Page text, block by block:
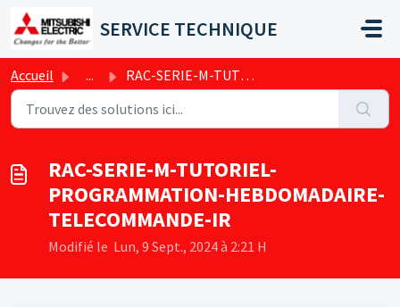
Passer au contenu principal
SERVICE TECHNIQUE
Accueil ... RAC-SERIE-M-TUTORIEL-PROGRAMMATION-HEBDOMADAIRE-TELECOMMA...
RAC-SERIE-M-TUTORIEL-
PROGRAMMATION-HEBDOMADAIRE-
TELECOMMANDE-IR
Modifié le Lun, 9 Sept., 2024 à 2:21 H